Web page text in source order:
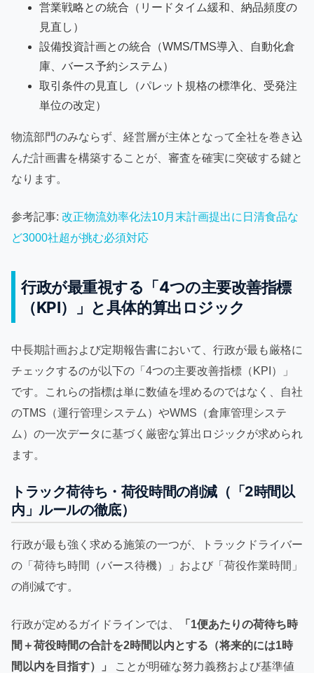
営業戦略との統合（リードタイム緩和、納品頻度の
見直し）
設備投資計画との統合（WMS/TMS導入、自動化倉
庫、バース予約システム）
取引条件の見直し（パレット規格の標準化、受発注
単位の改定）
物流部門のみならず、経営層が主体となって全社を巻き込
んだ計画書を構築することが、審査を確実に突破する鍵と
なります。
参考記事: 改正物流効率化法10月末計画提出に日清食品な
ど3000社超が挑む必須対応
行政が最重視する「4つの主要改善指標
（KPI）」と具体的算出ロジック
中長期計画および定期報告書において、行政が最も厳格に
チェックするのが以下の「4つの主要改善指標（KPI）」
です。これらの指標は単に数値を埋めるのではなく、自社
のTMS（運行管理システム）やWMS（倉庫管理システ
ム）の一次データに基づく厳密な算出ロジックが求められ
ます。
トラック荷待ち・荷役時間の削減（「2時間以
内」ルールの徹底）
行政が最も強く求める施策の一つが、トラックドライバー
の「荷待ち時間（バース待機）」および「荷役作業時間」
の削減です。
行政が定めるガイドラインでは、
「1便あたりの荷待ち時
間＋荷役時間の合計を2時間以内とする（将来的には1時
間以内を目指す）」
ことが明確な努力義務および基準値